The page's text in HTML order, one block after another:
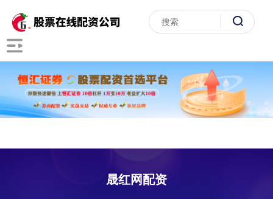
晟红网配资